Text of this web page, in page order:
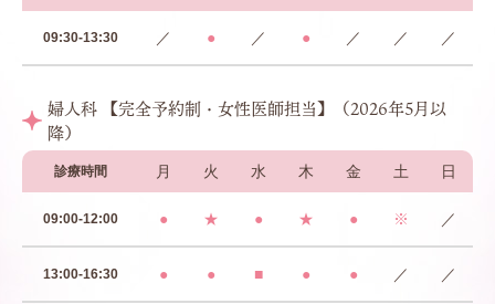
09:30-13:30 ／ ● ／ ● ／ ／ ／
婦人科 【完全予約制・女性医師担当】（2026年5月以
降）
診療時間 月 火 水 木 金 土 日
09:00-12:00 ● ★ ● ★ ● ※ ／
13:00-16:30 ● ● ■ ● ● ／ ／